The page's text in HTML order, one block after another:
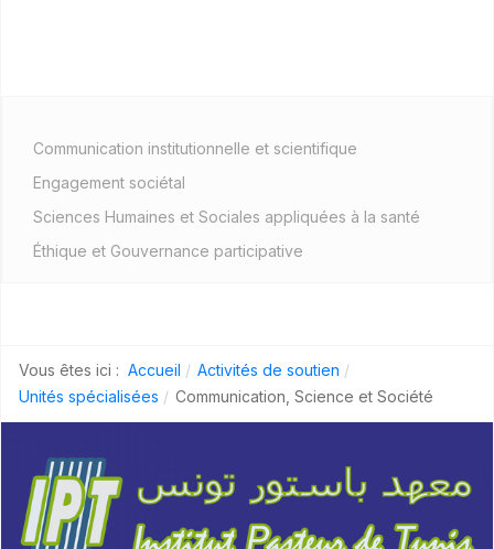
Communication institutionnelle et scientifique
Engagement sociétal
Sciences Humaines et Sociales appliquées à la santé
Éthique et Gouvernance participative
Vous êtes ici : Accueil
Activités de soutien
Unités spécialisées
Communication, Science et Société